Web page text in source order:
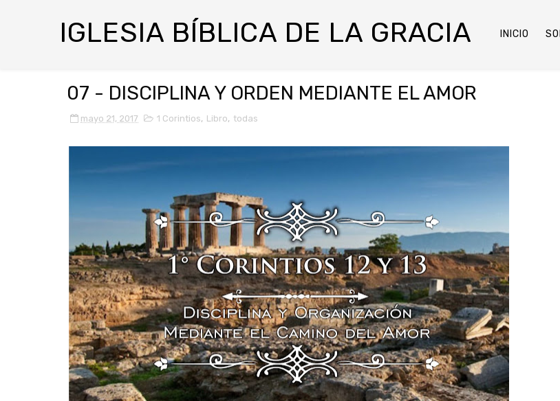
IGLESIA BÍBLICA DE LA GRACIA INICIO
07 - DISCIPLINA Y ORDEN MEDIANTE EL AMOR
mayo 21, 2017 1 Corintios, Libro, todas